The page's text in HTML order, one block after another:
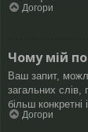
Догори
Чому мій
Ваш запит,
загальних
більш
Догори